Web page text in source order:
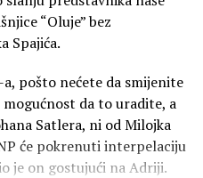
ljudi koji su znali da se
poručio je Mandić.
je, jeste borba za uspješno
“Oluje” bez
Spajića.
pošto nećete da smijenite
da to uradite, a
Satlera, ni od Milojka
će pokrenuti interpelaciju
je on gostujući na Adriji.